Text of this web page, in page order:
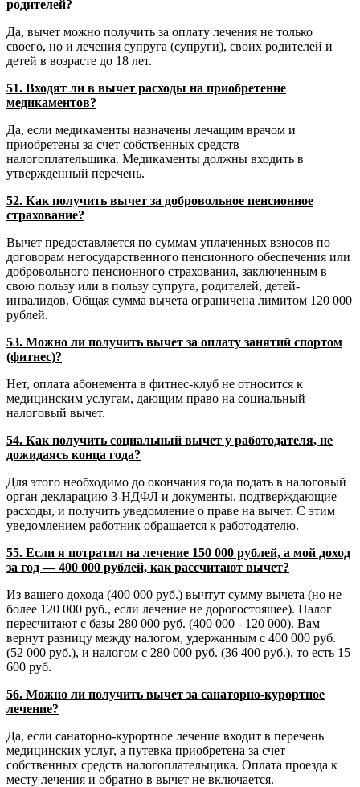
родителей?
Да, вычет можно получить за оплату лечения не только
своего, но и лечения супруга (супруги), своих родителей и
детей в возрасте до 18 лет.
51. Входят ли в вычет расходы на приобретение
медикаментов?
Да, если медикаменты назначены лечащим врачом и
приобретены за счет собственных средств
налогоплательщика. Медикаменты должны входить в
утвержденный перечень.
52. Как получить вычет за добровольное пенсионное
страхование?
Вычет предоставляется по суммам уплаченных взносов по
договорам негосударственного пенсионного обеспечения или
добровольного пенсионного страхования, заключенным в
свою пользу или в пользу супруга, родителей, детей-
инвалидов. Общая сумма вычета ограничена лимитом 120 000
рублей.
53. Можно ли получить вычет за оплату занятий спортом
(фитнес)?
Нет, оплата абонемента в фитнес-клуб не относится к
медицинским услугам, дающим право на социальный
налоговый вычет.
54. Как получить социальный вычет у работодателя, не
дожидаясь конца года?
Для этого необходимо до окончания года подать в налоговый
орган декларацию 3-НДФЛ и документы, подтверждающие
расходы, и получить уведомление о праве на вычет. С этим
уведомлением работник обращается к работодателю.
55. Если я потратил на лечение 150 000 рублей, а мой доход
за год — 400 000 рублей, как рассчитают вычет?
Из вашего дохода (400 000 руб.) вычтут сумму вычета (но не
более 120 000 руб., если лечение не дорогостоящее). Налог
пересчитают с базы 280 000 руб. (400 000 - 120 000). Вам
вернут разницу между налогом, удержанным с 400 000 руб.
(52 000 руб.), и налогом с 280 000 руб. (36 400 руб.), то есть 15
600 руб.
56. Можно ли получить вычет за санаторно-курортное
лечение?
Да, если санаторно-курортное лечение входит в перечень
медицинских услуг, а путевка приобретена за счет
собственных средств налогоплательщика. Оплата проезда к
месту лечения и обратно в вычет не включается.